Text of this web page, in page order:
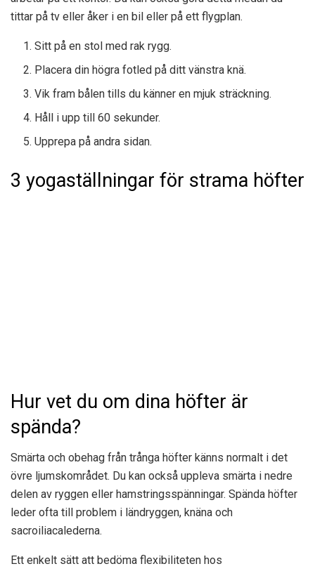
tittar på tv eller åker i en bil eller på ett flygplan.
Sitt på en stol med rak rygg.
Placera din högra fotled på ditt vänstra knä.
Vik fram bålen tills du känner en mjuk sträckning.
Håll i upp till 60 sekunder.
Upprepa på andra sidan.
3 yogaställningar för strama höfter
Hur vet du om dina höfter är
spända?
Smärta och obehag från trånga höfter känns normalt i det
övre ljumskområdet. Du kan också uppleva smärta i nedre
delen av ryggen eller hamstringsspänningar. Spända höfter
leder ofta till problem i ländryggen, knäna och
sacroiliacalederna.
Ett enkelt sätt att bedöma flexibiliteten hos